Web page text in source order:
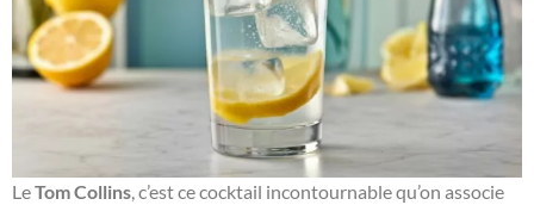
LeTom Collins, c’est ce cocktail incontournable qu’on associe